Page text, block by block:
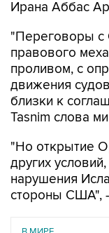
Ирана Аббас
"Переговоры с
правового
проливом, с
движения
близки к
Tasnim слова
"Но открытие
других
нарушения
стороны США",